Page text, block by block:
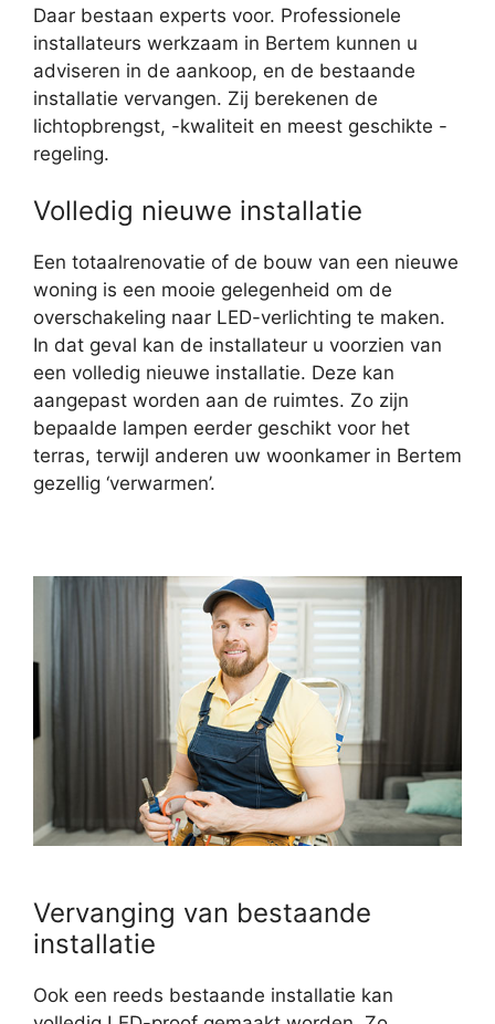
Daar bestaan experts voor. Professionele
installateurs werkzaam in Bertem kunnen u
adviseren in de aankoop, en de bestaande
installatie vervangen. Zij berekenen de
lichtopbrengst, -kwaliteit en meest geschikte -
regeling.
Volledig nieuwe installatie
Een totaalrenovatie of de bouw van een nieuwe
woning is een mooie gelegenheid om de
overschakeling naar LED-verlichting te maken.
In dat geval kan de installateur u voorzien van
een volledig nieuwe installatie. Deze kan
aangepast worden aan de ruimtes. Zo zijn
bepaalde lampen eerder geschikt voor het
terras, terwijl anderen uw woonkamer in Bertem
gezellig ‘verwarmen’.
Vervanging van bestaande
installatie
Ook een reeds bestaande installatie kan